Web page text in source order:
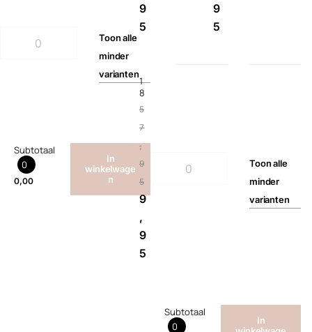
Toonalle
minder
varianten
Subtotaal
0
0,00
In
winkelwage
n
9
5
9
5
1
8
5
7
,
9
5
9
,
9
5
Toonalle
minder
varianten
Subtotaal
0
In